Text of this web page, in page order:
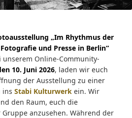
„Im Rhythmus der
und Presse in Berlin“
Online-Community-
10. Juni 2026, laden wir euch
der Ausstellung zu einer
ins Stabi Kulturwerkein. Wir
den Raum, euch die
anzusehen. Während der